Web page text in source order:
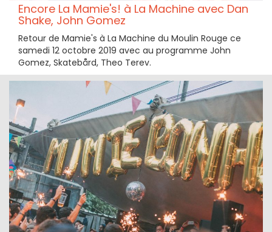
Encore La Mamie's! à La Machine avec Dan
Shake, John Gomez
Retour de Mamie's à La Machine du Moulin Rouge ce
samedi 12 octobre 2019 avec au programme John
Gomez, Skatebård, Theo Terev.